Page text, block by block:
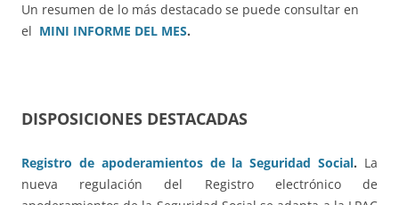
Un resumen de lo más destacado se puede consultar en
el MINI INFORME DEL MES.
DISPOSICIONES DESTACADAS
Registro de apoderamientos de la Seguridad Social. La
nueva regulación del Registro electrónico de